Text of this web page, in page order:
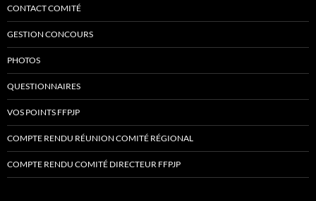
CONTACT COMITÉ
GESTION CONCOURS
PHOTOS
QUESTIONNAIRES
VOS POINTS FFPJP
COMPTE RENDU RÉUNION COMITÉ RÉGIONAL
COMPTE RENDU COMITÉ DIRECTEUR FFPJP